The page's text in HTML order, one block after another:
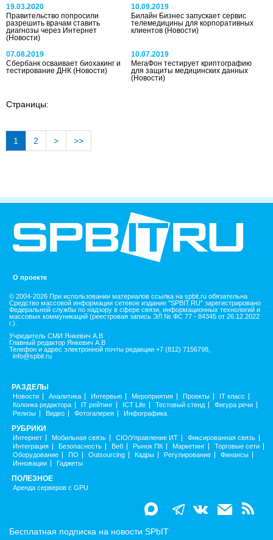
19.03.2020
Правительство попросили
разрешить врачам ставить
диагнозы через Интернет
(Новости)
10.09.2019
Билайн Бизнес запускает сервис
телемедицины для корпоративных
клиентов(Новости)
07.08.2019
Сбербанк осваивает биохакинг и
тестирование ДНК (Новости)
10.07.2019
МегаФон тестирует криптографию
для защиты медицинских данных
(Новости)
Страницы:
1 2 > >>
О проекте
© 2004-2026 При использовании материалов ссылка на spbit.ru обязательна
Средство массовой информации сетевое издание "SPBIT.RU" зарегистрировано
Федеральной службы по надзору в сфере связи, информационных технологий и
массовых коммуникаций (реестровая запись ЭЛ № ФС 77 - 84345 от 26.12.2022
г.).
Учредитель СМИ Янкевич А.В
Главный редактор Янкевич А.В
Телефон и адрес электронной почты редакции +7 (812) 7156798,
info@spbit.ru
РАЗДЕЛЫ
Новости Аналитика Интервью Мероприятия Проекты
IT класс
Колонка редактора
IT рейтинг ICT Life Тестовый стенд
Фигура речи
Релизы
Видео Фотогалерея Инфографика
РУБРИКИ
Интернет Мобильная связь CIO/Управление ИТ
Фиксированная связь
Интеграция
Безопасность Веб Рынок ПК Маркетинг
Торговые сети
Оборудование
ПО Outsourcing Кадры Регулирование
Финансы
Инновации
Гаджеты
ПОЛЕЗНОЕ
Аренда серверов с GPU
Бесплатная подписка на новости SPbIT